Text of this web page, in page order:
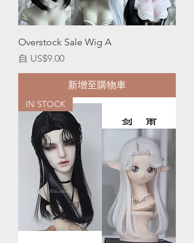
Overstock Sale Wig A
自 US$9.00
促銷價格
新增至購物車
IN STOCK